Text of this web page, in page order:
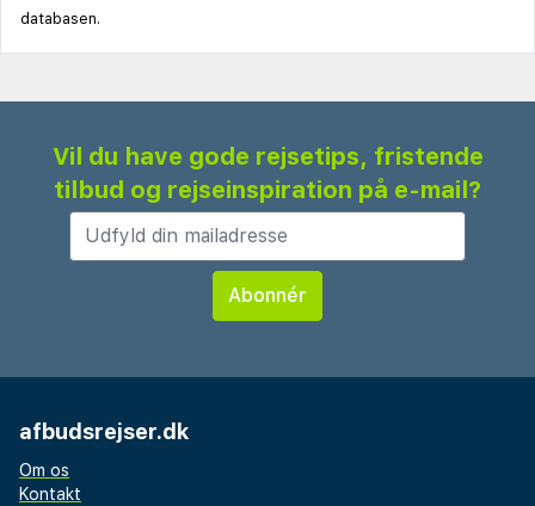
databasen.
Vil du have gode rejsetips, fristende
tilbud og rejseinspiration på e-mail?
afbudsrejser.dk
Om os
Kontakt